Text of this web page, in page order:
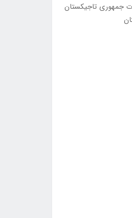
جمهوری تاجیکستان